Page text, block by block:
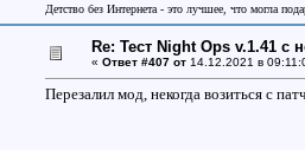
Детство без Интернета - это лучшее, что могла
Re: Тест Night Ops v.1.41 с
« Ответ #407 от14.12.2021 в
Перезалил мод, некогда возиться с